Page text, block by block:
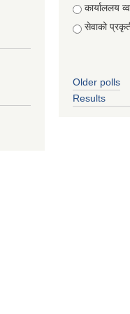
कार्याललय
सेवाको
Older polls
Results